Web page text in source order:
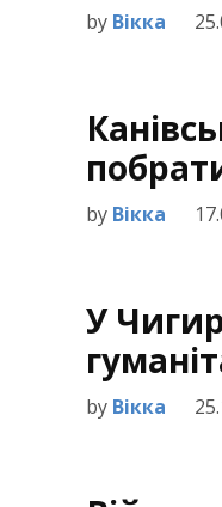
by Вікка
by Вікка
У
by Вікка